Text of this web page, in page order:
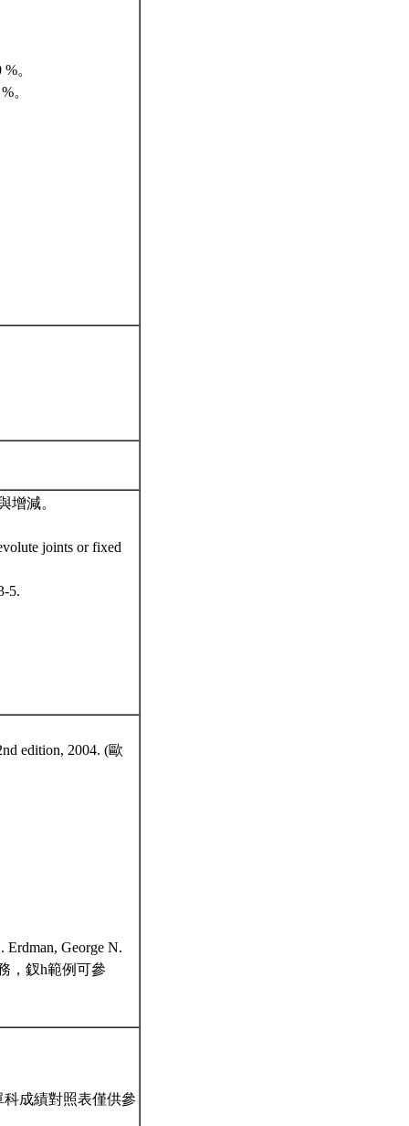
。
。
增減。
joints or fixed
5.
edition, 2004. (歐
Erdman, George N.
，釵h範例可參
成績對照表僅供參